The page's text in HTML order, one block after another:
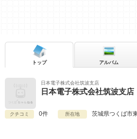
日本電子株式会社筑波支店
日本電子株式会社筑波支店
クチコミ 0件 所在地 茨城県つくば市
トップ アルバム